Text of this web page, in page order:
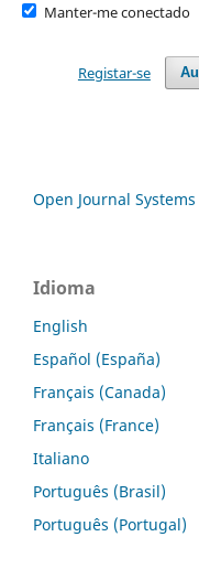
Manter-me conectado
Registar-se
Open Journal Systems
Idioma
English
Español (España)
Français (Canada)
Français (France)
Italiano
Português (Brasil)
Português (Portugal)